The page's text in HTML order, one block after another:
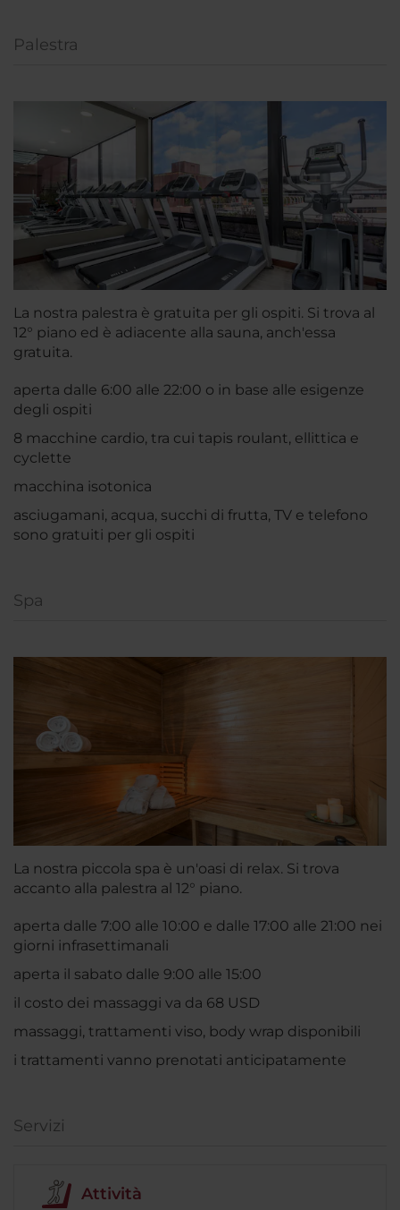
Palestra
La nostra palestra è gratuita per gli ospiti. Si trova al
12° piano ed è adiacente alla sauna, anch'essa
gratuita.
aperta dalle 6:00 alle 22:00 o in base alle esigenze
degli ospiti
8 macchine cardio, tra cui tapis roulant, ellittica e
cyclette
macchina isotonica
asciugamani, acqua, succhi di frutta, TV e telefono
sono gratuiti per gli ospiti
Spa
La nostra piccola spa è un'oasi di relax. Si trova
accanto alla palestra al 12° piano.
aperta dalle 7:00 alle 10:00 e dalle 17:00 alle 21:00 nei
giorni infrasettimanali
aperta il sabato dalle 9:00 alle 15:00
il costo dei massaggi va da 68 USD
massaggi, trattamenti viso, body wrap disponibili
i trattamenti vanno prenotati anticipatamente
Servizi
Attività